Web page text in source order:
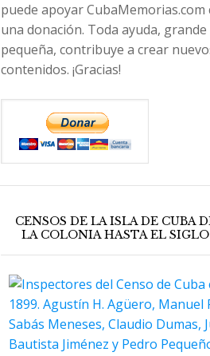
puede apoyar CubaMemorias.com
una donación. Toda ayuda, grande
pequeña, contribuye a crear
contenidos. ¡Gracias!
CENSOS DE LA ISLA DE CUBA
LA COLONIA HASTA EL